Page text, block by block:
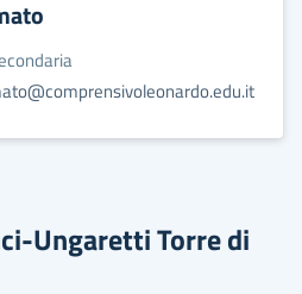
Ungaretti Torre di